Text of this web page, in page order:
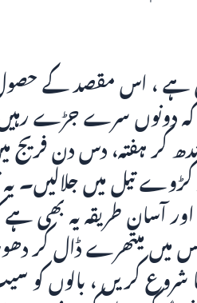
ہے ، اس مقصد کے
کہ دونوں سرے جڑے
کر ہفتہ، دس دن فریج
تیل میں جلالیں۔ یہ
آسان طریقہ یہ بھی ہے
میں میتھرے ڈال کر
شروع کریں ، بالوں کو